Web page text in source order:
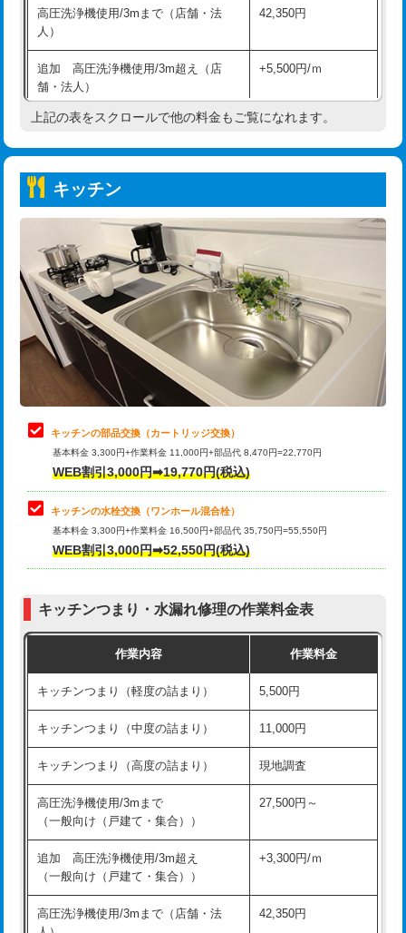
持込商品取付（混合水栓）
持込商品取付（浄水器・分岐水栓） 16,500円
持込商品取付（温水洗浄便座） 22,000円
持込商品取付（普通便座⇔温水洗浄便
22,000円
給水管工事※（ホール加工)
給水管工事※（バンド止め) 3,300円
給水管工事※（支持金具設置) 5,500円
給水管工事※（保温材使用（バンド止
め込み）)
5,500円
給水管工事※（土の掘削・埋め戻し作
11,000円
給水管工事※（塩ビ管（VP・HI）使
用/3ｍまで)
給水管工事※（塩ビ管（VP・HI）使
用（追加）/3ｍ超え)
給水管工事※（ライニング鋼管・銅
管・ポリ管・HT管使用/3ｍまで)
44,000円
管・ポリ管・HT管使用/3ｍ超え)
排水管工事（土の掘削・埋め戻し作
11,000円~
排水管工事（排水管工事/3ｍまで） 55,000円
排水管工事（追加 排水管工事/3ｍ超
+11,000円
マス交換（深さ50㎝未満）
マス交換（深さ50㎝以上） 66,000円
コンクリート斫り（厚さ10㎝まで）
高圧洗浄機使用/3mまで（店舗・法
人）
42,350円
追加 高圧洗浄機使用/3m超え（店
舗・法人）
+5,500円/ｍ
高度高圧洗浄換 現地調査
トーラー機使用/3mまで
追加トーラー機使用/3m超え +3,300円
カメラ調査 33,000円
桝清掃 8,800円
止水・漏水調査・防水処理・清掃・修
理・調整・分解・加工など（軽作業）
11,000円
止水・漏水調査・防水処理・清掃・修
理・調整・分解・加工など（中作業）
22,000円
止水・漏水調査・防水処理・清掃・修
理・調整・分解・加工など（重作業）
33,000円
お風呂タンク脱着
その他部品の脱着
式・ワンホール）)
交換・取付(排水栓・排水トラップ
22,000円+材料費
持込商品取付（単水栓）
持込商品取付（混合水栓） 16,500円
上記の表をスクロールで他の料金もご覧になれます。
キッチン
キッチンの部品交換（カートリッジ交換）
基本料金 3,300円+作業料金 11,000円+部品代 8,470円=22,770円
WEB割引3,000円➡19,770円(税込)
キッチンの水栓交換（ワンホール混合栓）
基本料金 3,300円+作業料金 16,500円+部品代 35,750円=55,550円
WEB割引3,000円➡52,550円(税込)
キッチンつまり・水漏れ修理の作業料金表
作業内容 作業料金
キッチンつまり（軽度の詰まり） 5,500円
キッチンつまり（中度の詰まり） 11,000円
キッチンつまり（高度の詰まり） 現地調査
高圧洗浄機使用/3mまで
（一般向け（戸建て・集合））
27,500円～
追加 高圧洗浄機使用/3m超え
（一般向け（戸建て・集合））
+3,300円/ｍ
高圧洗浄機使用/3mまで（店舗・法
42,350円